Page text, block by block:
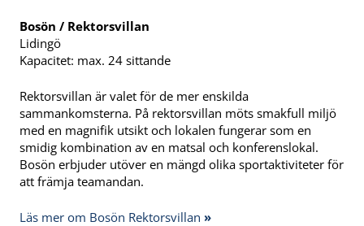
Bosön / Rektorsvillan
Lidingö
Kapacitet: max. 24 sittande
Rektorsvillan är valet för de mer enskilda
sammankomsterna. På rektorsvillan möts smakfull miljö
med en magnifik utsikt och lokalen fungerar som en
smidig kombination av en matsal och konferenslokal.
Bosön erbjuder utöver en mängd olika sportaktiviteter för
att främja teamandan.
Läs mer om Bosön Rektorsvillan »